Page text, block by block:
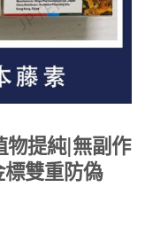
物提純|無副作
雙重防偽